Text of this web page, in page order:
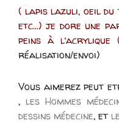
( lapis lazuli, oeil
etc…) je dore une
peins à l’acrylique
réalisation/envoi)
Vous aimerez peut
, les Hommes
dessins médecine, et